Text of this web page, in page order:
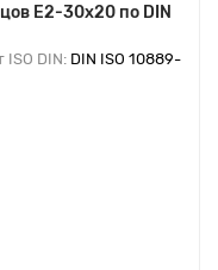
Е2-30х20 по DIN
ISO DIN: DIN ISO 10889-